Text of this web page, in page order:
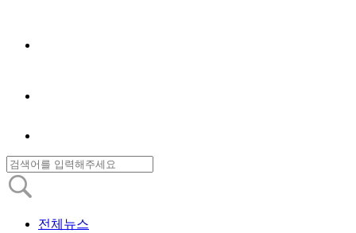
전체뉴스